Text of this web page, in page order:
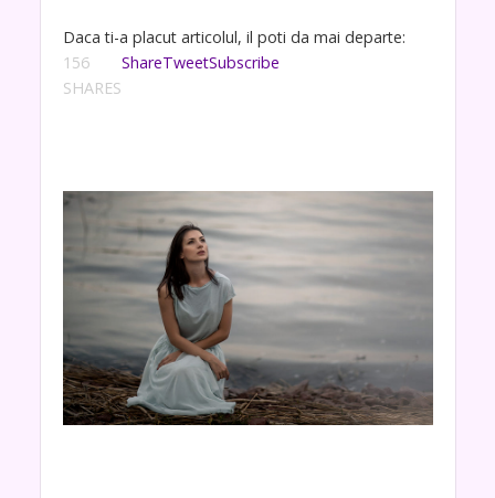
Daca ti-a placut articolul, il poti da mai departe:
156
SHARES
ShareTweetSubscribe